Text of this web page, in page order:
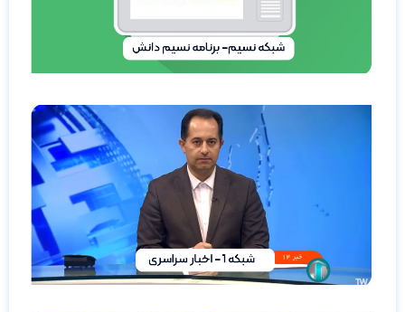
شبکه
1- اخبار
سراسری
ادامه مطلب